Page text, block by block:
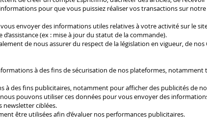
pour que vous puissiez réaliser vos transactions sur
envoyer des informations utiles relatives à votre activité sur le
(ex : mise à jour du statut de la commande).
de nous assurer du respect de la législation en vigueur, de
à des fins de sécurisation de nos plateformes, notamment
à des fins publicitaires, notamment pour afficher des publicités de
nous pouvons utiliser ces données pour vous envoyer des
newsletter ciblées.
être utilisées afin d’évaluer nos performances publicitaires.